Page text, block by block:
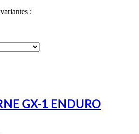
:
GX-1 ENDURO